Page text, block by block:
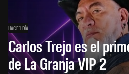
HACE 1 DÍA
Carlos Trejo es el
de La Granja VIP 2